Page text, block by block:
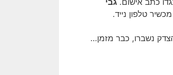
טלפון נייד.
נשברו, כבר מזמן…